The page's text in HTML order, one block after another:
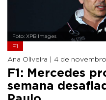
Foto: XPB Images
F1
Ana Oliveira | 4 de
F1: Mercedes
semana